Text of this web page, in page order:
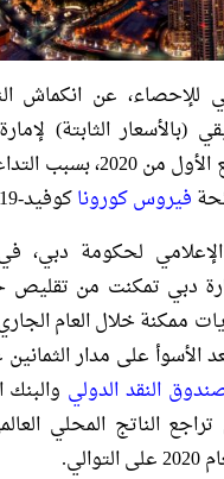
عن انكماش
(بالأسعار الثابتة)
3.5% خلال الربع الأول من
فيروس كوروناكوفيد-19.
لحكومة دبي،
دبي تمكنت من تقليص
ممكنة خلال العام
الأسوأ على مدار
النقد الدولي والبنك